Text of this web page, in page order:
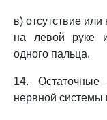
в) отсутствие
на левой руке
одного пальца.
14. Остаточные
нервной системы